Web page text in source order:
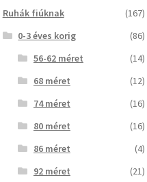
Ruhák fiúknak
(167)
0-3 éves korig
(86)
56-62 méret
(14)
68 méret
(12)
74 méret
(16)
80 méret
(16)
86 méret
(4)
92 méret
(21)